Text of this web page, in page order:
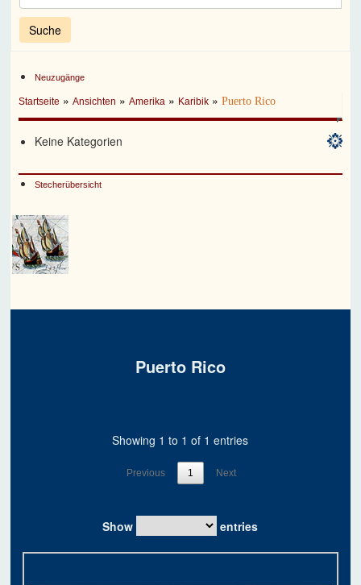
Neuzugänge
Startseite »Ansichten »Amerika » Karibik »Puerto Rico
Keine Kategorien
Stecherübersicht
Puerto Rico
Show entries
Showing 1 to 1 of 1 entries
Previous 1 Next